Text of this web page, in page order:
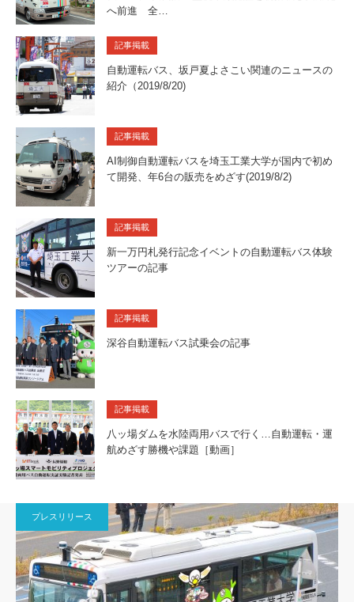
へ前進 全…
記事掲載
自動運転バス、坂戸夏よさこい関連のニュースの
紹介（2019/8/20)
記事掲載
AI制御自動運転バスを埼玉工業大学が国内で初め
て開発、年6台の販売をめざす(2019/8/2)
記事掲載
新一万円札発行記念イベントの自動運転バス体験
ツアーの記事
記事掲載
深谷自動運転バス試乗会の記事
記事掲載
八ッ場ダムを水陸両用バスで行く…自動運転・運
航めざす勝機や課題［動画］
プレスリリース